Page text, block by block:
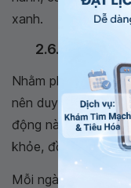
xanh.
2.6. Tập thể
Nhằm phòng
nên duy trì thói
động này có khả
khỏe, đồng thời làm
Mỗi ngày, mọi